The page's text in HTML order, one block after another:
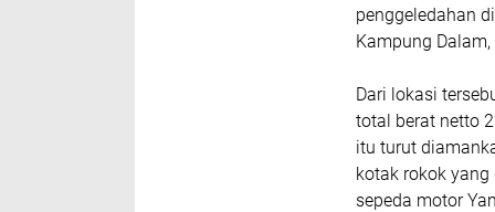
penggeledahan
Kampung
Dari lokasi
total berat netto
itu turut
kotak rokok
sepeda motor